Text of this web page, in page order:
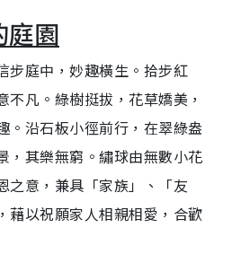
庭園
步庭中，妙趣橫生。拾步紅
凡。綠樹挺拔，花草嬌美，
。沿石板小徑前行，在翠綠盎
，其樂無窮。繡球由無數小花
之意，兼具「家族」、「友
藉以祝願家人相親相愛，合歡